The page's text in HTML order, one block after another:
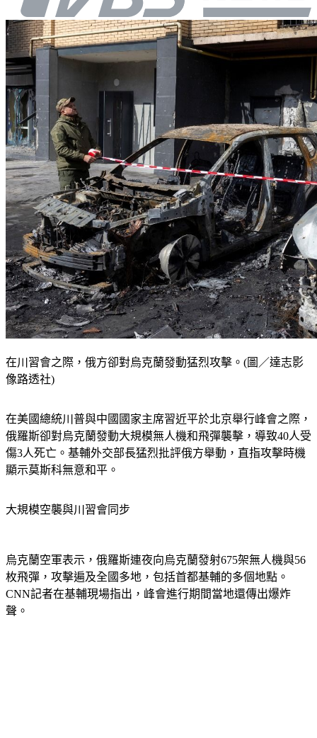
在川習會之際，俄方卻對烏克蘭發動猛烈攻擊。(圖／達志影
像路透社)
在美國總統川普與中國國家主席習近平於北京舉行峰會之際，
俄羅斯卻對烏克蘭發動大規模無人機和飛彈襲擊，導致40人受
傷3人死亡。基輔外交部長猛烈批評俄方舉動，直指攻擊時機
顯示莫斯科無意和平。
大規模空襲與川習會同步
烏克蘭空軍表示，俄羅斯連夜向烏克蘭發射675架無人機與56
枚飛彈，攻擊遍及全國多地，包括首都基輔的多個地點。
CNN記者在基輔現場指出，峰會進行期間當地還傳出爆炸
聲。